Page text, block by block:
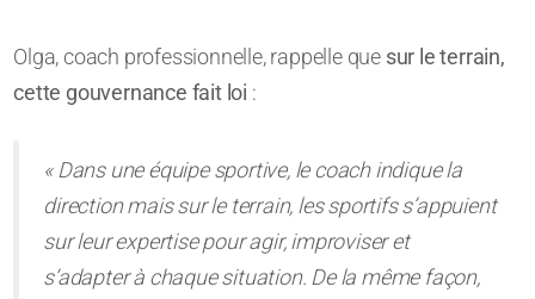
Olga, coach professionnelle, rappelle que sur le terrain,
cette gouvernance fait loi :
« Dans une équipe sportive, le coach indique la
direction mais sur le terrain, les sportifs s’appuient
sur leur expertise pour agir, improviser et
s’adapter à chaque situation. De la même façon,